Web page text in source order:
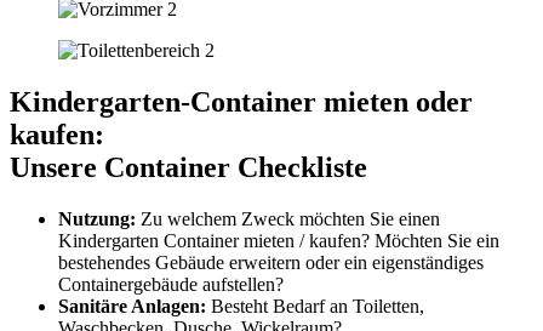
Kindergarten-Container mieten oder
kaufen:
Unsere Container Checkliste
Nutzung: Zu welchem Zweck möchten Sie einen
Kindergarten Container mieten / kaufen? Möchten Sie ein
bestehendes Gebäude erweitern oder ein eigenständiges
Containergebäude aufstellen?
Sanitäre Anlagen: Besteht Bedarf an Toiletten,